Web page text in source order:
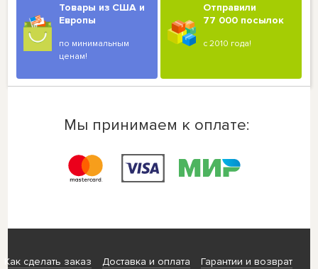
Товары из США и
Европы
по минимальным
ценам!
Отправили
77 000 посылок
с 2010 года!
Мы принимаем к оплате:
Как сделать заказ Доставка и оплата
Гарантии и возврат